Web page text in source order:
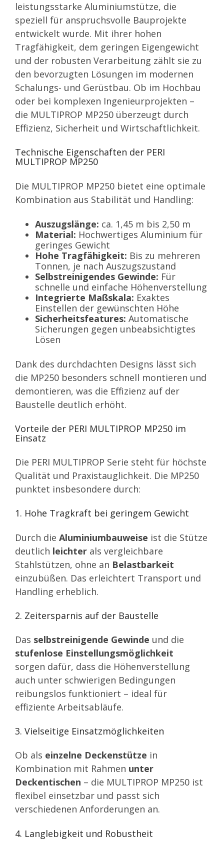
leistungsstarke Aluminiumstütze, die
speziell für anspruchsvolle Bauprojekte
entwickelt wurde. Mit ihrer hohen
Tragfähigkeit, dem geringen Eigengewicht
und der robusten Verarbeitung zählt sie zu
den bevorzugten Lösungen im modernen
Schalungs- und Gerüstbau. Ob im Hochbau
oder bei komplexen Ingenieurprojekten –
die MULTIPROP MP250 überzeugt durch
Effizienz, Sicherheit und Wirtschaftlichkeit.
Technische Eigenschaften der PERI
MULTIPROP MP250
Die MULTIPROP MP250 bietet eine optimale
Kombination aus Stabilität und Handling:
Auszugslänge: ca. 1,45 m bis 2,50 m
Material: Hochwertiges Aluminium für
geringes Gewicht
Hohe Tragfähigkeit: Bis zu mehreren
Tonnen, je nach Auszugszustand
Selbstreinigendes Gewinde: Für
schnelle und einfache Höhenverstellung
Integrierte Maßskala: Exaktes
Einstellen der gewünschten Höhe
Sicherheitsfeatures: Automatische
Sicherungen gegen unbeabsichtigtes
Lösen
Dank des durchdachten Designs lässt sich
die MP250 besonders schnell montieren und
demontieren, was die Effizienz auf der
Baustelle deutlich erhöht.
Vorteile der PERI MULTIPROP MP250 im
Einsatz
Die PERI MULTIPROP Serie steht für höchste
Qualität und Praxistauglichkeit. Die MP250
punktet insbesondere durch:
1. Hohe Tragkraft bei geringem Gewicht
Durch die Aluminiumbauweise ist die Stütze
deutlich leichter als vergleichbare
Stahlstützen, ohne an Belastbarkeit
einzubüßen. Das erleichtert Transport und
Handling erheblich.
2. Zeitersparnis auf der Baustelle
Das selbstreinigende Gewinde und die
stufenlose Einstellungsmöglichkeit
sorgen dafür, dass die Höhenverstellung
auch unter schwierigen Bedingungen
reibungslos funktioniert – ideal für
effiziente Arbeitsabläufe.
3. Vielseitige Einsatzmöglichkeiten
Ob als einzelne Deckenstütze in
Kombination mit Rahmen unter
Deckentischen – die MULTIPROP MP250 ist
flexibel einsetzbar und passt sich
verschiedenen Anforderungen an.
4. Langlebigkeit und Robustheit